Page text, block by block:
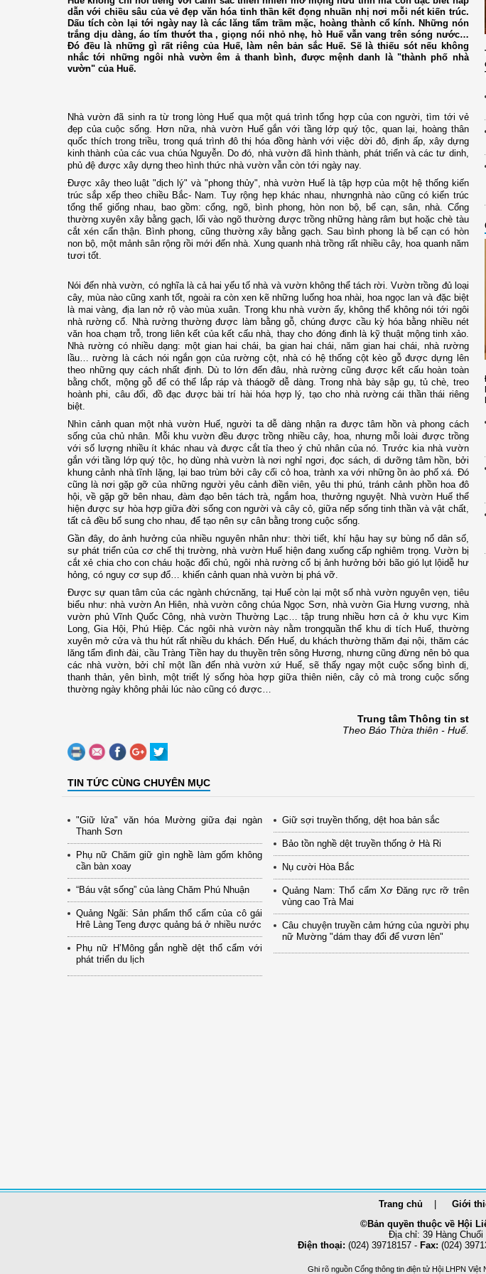
dẫn với chiều sâu của vẻ đẹp văn hóa tinh thần kết đọng nhuần nhị nơi mỗi nét kiến trúc.
Dấu tích còn lại tới ngày nay là các lăng tẩm trầm mặc, hoàng thành cổ kính. Những nón
trắng dịu dàng, áo tím thướt tha , giọng nói nhỏ nhẹ, hò Huế vẫn vang trên sóng nước…
Đó đều là những gì rất riêng của Huế, làm nên bản sắc Huế. Sẽ là thiếu sót nếu không
nhắc tới những ngôi nhà vườn êm ả thanh bình, được mệnh danh là "thành phố nhà
vườn" của Huế.
Nhà vườn đã sinh ra từ trong lòng Huế qua một quá trình tổng hợp của con người, tìm tới vẻ
đẹp của cuộc sống. Hơn nữa, nhà vườn Huế gắn với tầng lớp quý tộc, quan lại, hoàng thân
quốc thích trong triều, trong quá trình đô thị hóa đồng hành với việc dời đô, định ấp, xây dựng
kinh thành của các vua chúa Nguyễn. Do đó, nhà vườn đã hình thành, phát triển và các tư dinh,
phủ đệ được xây dựng theo hình thức nhà vườn vẫn còn tới ngày nay.
Được xây theo luật "dịch lý" và "phong thủy", nhà vườn Huế là tập hợp của một hệ thống kiến
trúc sắp xếp theo chiều Bắc- Nam. Tuy rộng hẹp khác nhau, nhưngnhà nào cũng có kiến trúc
tổng thể giống nhau, bao gồm: cổng, ngõ, bình phong, hòn non bộ, bể cạn, sân, nhà. Cổng
thường xuyên xây bằng gạch, lối vào ngõ thường được trồng những hàng râm bụt hoặc chè tàu
cắt xén cẩn thận. Bình phong, cũng thường xây bằng gạch. Sau bình phong là bể cạn có hòn
non bộ, một mảnh sân rộng rồi mới đến nhà. Xung quanh nhà trồng rất nhiều cây, hoa quanh năm
tươi tốt.
Nói đến nhà vườn, có nghĩa là cả hai yếu tố nhà và vườn không thể tách rời. Vườn trồng đủ loại
cây, mùa nào cũng xanh tốt, ngoài ra còn xen kẽ những luống hoa nhài, hoa ngọc lan và đặc biệt
là mai vàng, địa lan nở rộ vào mùa xuân. Trong khu nhà vườn ấy, không thể không nói tới ngôi
nhà rường cổ. Nhà rường thường được làm bằng gỗ, chúng được cầu kỳ hóa bằng nhiều nét
văn hoa chạm trỗ, trong liên kết của kết cấu nhà, thay cho đóng đinh là kỹ thuật mộng tinh xảo.
Nhà rường có nhiều dạng: một gian hai chái, ba gian hai chái, năm gian hai chái, nhà rường
lầu… rường là cách nói ngắn gọn của rường cột, nhà có hệ thống cột kèo gỗ được dựng lên
theo những quy cách nhất định. Dù to lớn đến đâu, nhà rường cũng được kết cấu hoàn toàn
bằng chốt, mộng gỗ để có thể lắp ráp và tháogỡ dễ dàng. Trong nhà bày sập gụ, tủ chè, treo
hoành phi, câu đối, đồ đạc được bài trí hài hóa hợp lý, tạo cho nhà rường cái thần thái riêng
biệt.
Nhìn cảnh quan một nhà vườn Huế, người ta dễ dàng nhận ra được tâm hồn và phong cách
sống của chủ nhân. Mỗi khu vườn đều được trồng nhiều cây, hoa, nhưng mỗi loài được trồng
với số lượng nhiều ít khác nhau và được cắt tỉa theo ý chủ nhân của nó. Trước kia nhà vườn
gắn với tầng lớp quý tộc, họ dùng nhà vườn là nơi nghỉ ngơi, đọc sách, di dưỡng tâm hồn, bởi
khung cảnh nhà tĩnh lặng, lại bao trùm bởi cây cối cỏ hoa, trành xa với những ồn ào phố xá. Đó
cũng là nơi gặp gỡ của những người yêu cảnh điền viên, yêu thi phú, tránh cảnh phồn hoa đô
hội, về gặp gỡ bên nhau, đàm đạo bên tách trà, ngắm hoa, thưởng nguyệt. Nhà vườn Huế thể
hiện được sự hòa hợp giữa đời sống con người và cây cỏ, giữa nếp sống tinh thần và vật chất,
tất cả đều bổ sung cho nhau, để tạo nên sự cân bằng trong cuộc sống.
Gần đây, do ảnh hưởng của nhiều nguyên nhân như: thời tiết, khí hậu hay sự bùng nổ dân số,
sự phát triển của cơ chế thị trường, nhà vườn Huế hiện đang xuống cấp nghiêm trọng. Vườn bị
cắt xẻ chia cho con cháu hoặc đổi chủ, ngôi nhà rường cổ bị ảnh hưởng bởi bão gió lụt lộidễ hư
hỏng, có nguy cơ sụp đổ… khiến cảnh quan nhà vườn bị phá vỡ.
Được sự quan tâm của các ngành chứcnăng, tại Huế còn lại một số nhà vườn nguyên vẹn, tiêu
biểu như: nhà vườn An Hiên, nhà vườn công chúa Ngọc Sơn, nhà vườn Gia Hưng vương, nhà
vườn phủ Vĩnh Quốc Công, nhà vườn Thường Lạc… tập trung nhiều hơn cả ở khu vực Kim
Long, Gia Hội, Phú Hiệp. Các ngôi nhà vườn này nằm trongquần thể khu di tích Huế, thường
xuyên mở cửa và thu hút rất nhiều du khách. Đến Huế, du khách thường thăm đại nội, thăm các
lăng tẩm đình đài, cầu Tràng Tiền hay du thuyền trên sông Hương, nhưng cũng đừng nên bỏ qua
các nhà vườn, bởi chỉ một lần đến nhà vườn xứ Huế, sẽ thấy ngay một cuộc sống bình dị,
thanh thản, yên bình, một triết lý sống hòa hợp giữa thiên niên, cây cỏ mà trong cuộc sống
thường ngày không phải lúc nào cũng có được…
Trung tâm Thông tin st
Theo Báo Thừa thiên - Huế.
TIN TỨC CÙNG CHUYÊN MỤC
"Giữ lửa" văn hóa Mường giữa đại ngàn
Thanh Sơn
Phụ nữ Chăm giữ gìn nghề làm gốm không
cần bàn xoay
“Báu vật sống” của làng Chăm Phú Nhuận
Quảng Ngãi: Sản phẩm thổ cẩm của cô gái
Hrê Làng Teng được quảng bá ở nhiều nước
Phụ nữ H’Mông gắn nghề dệt thổ cẩm với
phát triển du lịch
Giữ sợi truyền thống, dệt hoa bản sắc
Bảo tồn nghề dệt truyền thống ở Hà Ri
Nụ cười Hòa Bắc
Quảng Nam: Thổ cẩm Xơ Đăng rực rỡ trên
vùng cao Trà Mai
Câu chuyện truyền cảm hứng của người phụ
nữ Mường "dám thay đổi để vươn lên"
Trang chủ Giới
©Bản quyền thuộc về Hội
Địa chỉ: 39 Hàng
Điện thoại: (024) 39718157 - Fax: (024)
Ghi rõ nguồn Cổng thông tin điện tử Hội LHPN